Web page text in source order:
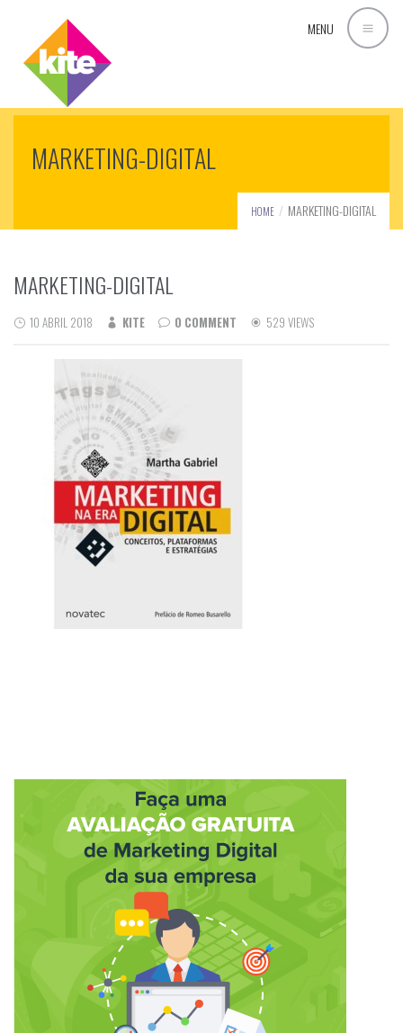
MENU
MARKETING-DIGITAL
HOME MARKETING-DIGITAL
MARKETING-DIGITAL
10 ABRIL 2018 KITE 0 COMMENT 529 VIEWS